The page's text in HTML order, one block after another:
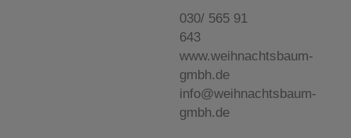
030/ 565 91
643
www.weihnachtsbaum-
gmbh.de
info@weihnachtsbaum-
gmbh.de